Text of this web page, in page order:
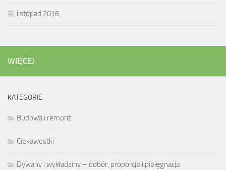
listopad 2016
WIĘCEJ
KATEGORIE
Budowa i remont
Ciekawostki
Dywany i wykładziny – dobór, proporcje i pielęgnacja